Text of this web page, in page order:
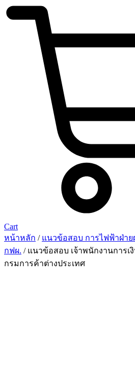
Cart
หน้าหลัก / แนวข้อสอบ การไฟฟ้าฝ่าย
กฟผ. / แนวข้อสอบ เจ้าพนักงานการ
กรมการค้าต่างประเทศ